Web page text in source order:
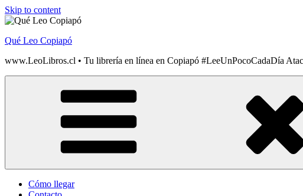
Skip to content
Qué Leo Copiapó
www.LeoLibros.cl • Tu librería en línea en Copiapó #LeeUnPocoCadaDía
Cómo llegar